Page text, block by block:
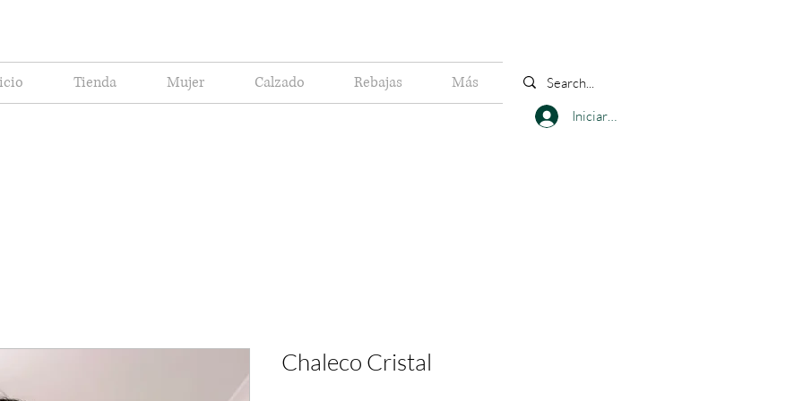
Tienda Mujer Calzado Rebajas Más
Iniciar sesión
Chaleco Cristal